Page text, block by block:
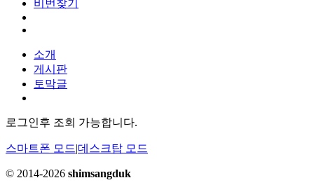
비번찾기
소개
게시판
토막글
로그인후 조회 가능합니다.
스마트폰 모드|데스크탑 모드
© 2014-2026 shimsangduk